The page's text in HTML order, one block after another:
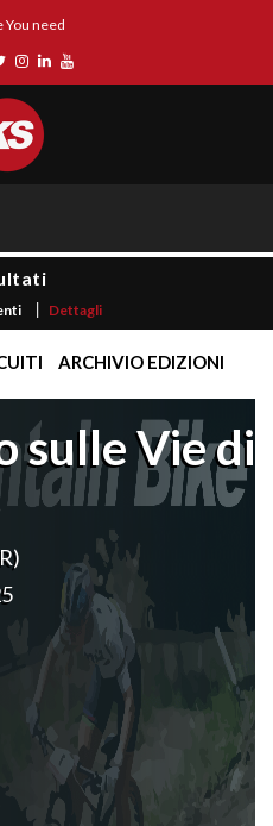
You need
Dettagli
ARCHIVIO EDIZIONI
sulle Vie di